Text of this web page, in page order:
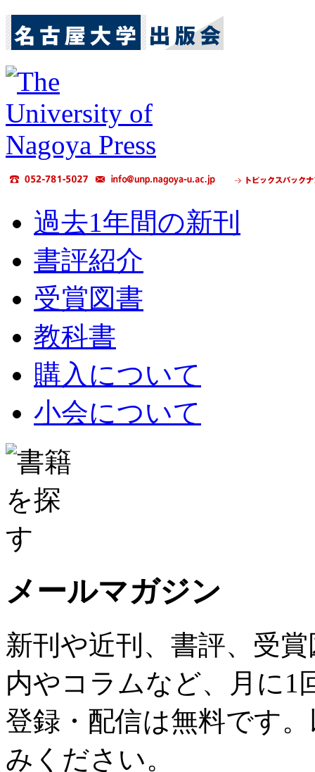
過去1年間の新刊
書評紹介
受賞図書
教科書
購入について
小会について
メールマガジン
新刊や近刊、書評、受
内やコラムなど、月に1
登録・配信は無料です
みください。